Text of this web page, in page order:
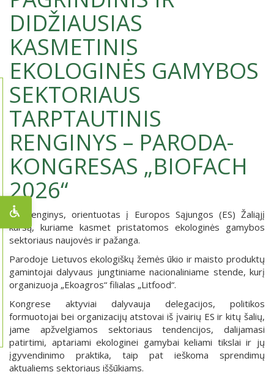
DIDŽIAUSIAS
KASMETINIS
EKOLOGINĖS GAMYBOS
SEKTORIAUS
TARPTAUTINIS
RENGINYS – PARODA-
KONGRESAS „BIOFACH
2026“
Tai renginys, orientuotas į Europos Sąjungos (ES) Žaliąjį
kursą, kuriame kasmet pristatomos ekologinės gamybos
sektoriaus naujovės ir pažanga.
Parodoje Lietuvos ekologiškų žemės ūkio ir maisto produktų
gamintojai dalyvaus jungtiniame nacionaliniame stende, kurį
organizuoja „Ekoagros“ filialas „Litfood“.
Kongrese aktyviai dalyvauja delegacijos, politikos
formuotojai bei organizacijų atstovai iš įvairių ES ir kitų šalių,
jame apžvelgiamos sektoriaus tendencijos, dalijamasi
patirtimi, aptariami ekologinei gamybai keliami tikslai ir jų
įgyvendinimo praktika, taip pat ieškoma sprendimų
aktualiems sektoriaus iššūkiams.